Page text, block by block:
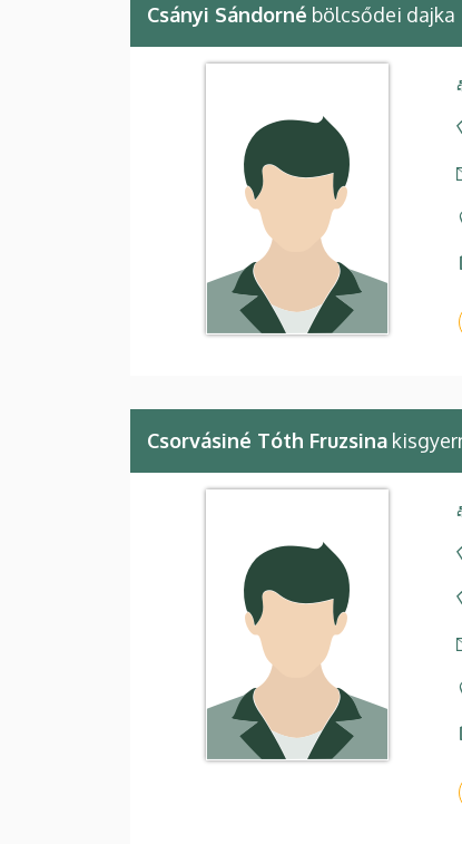
Csányi Sándorné bölcsődei dajka
Csorvásiné Tóth Fruzsina